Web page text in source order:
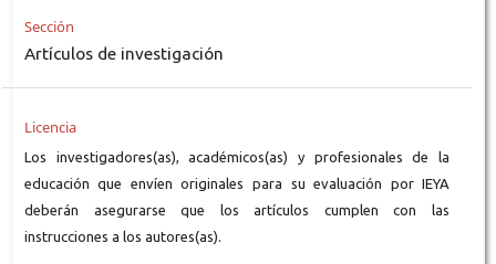
Sección
Artículos de investigación
Licencia
Los investigadores(as), académicos(as) y profesionales de la
educación que envíen originales para su evaluación por IEYA
deberán asegurarse que los artículos cumplen con las
instrucciones a los autores(as).